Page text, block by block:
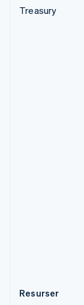
Treasury
Resurser